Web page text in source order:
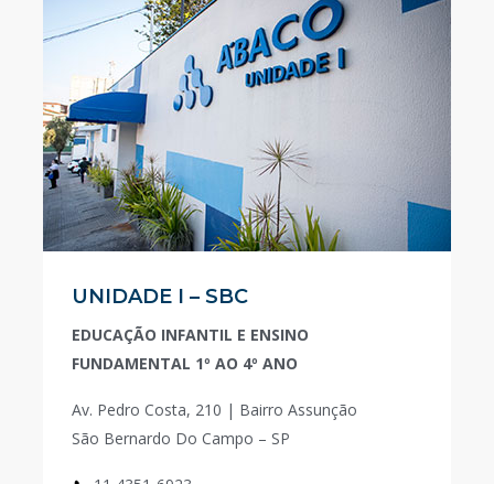
UNIDADE I – SBC
EDUCAÇÃO INFANTIL E ENSINO
FUNDAMENTAL 1º AO 4º ANO
Av. Pedro Costa, 210 | Bairro Assunção
São Bernardo Do Campo – SP